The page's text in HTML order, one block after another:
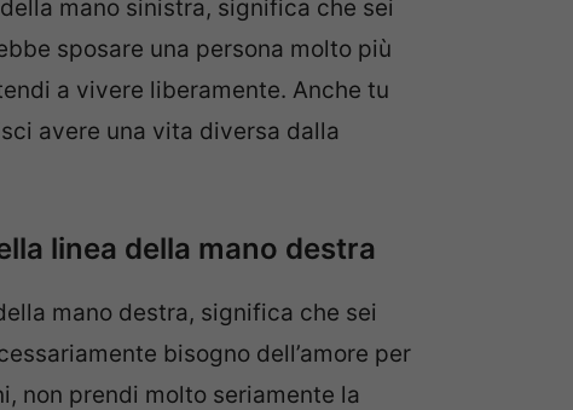
mano sinistra, significa che sei
sposare una persona molto più
a vivere liberamente. Anche tu
avere una vita diversa dalla
linea della mano destra
mano destra, significa che sei
bisogno dell’amore per
non prendi molto seriamente la